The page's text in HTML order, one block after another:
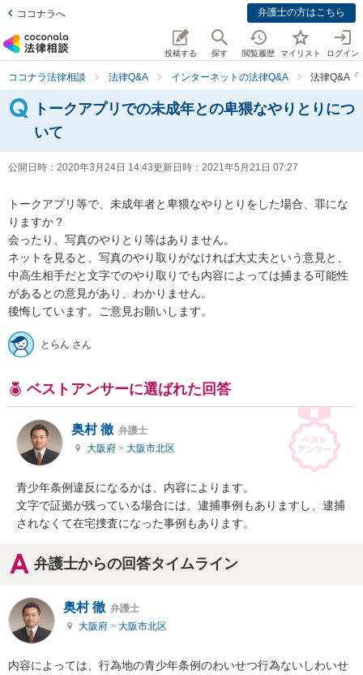
ココナラへ 弁護士の方はこちら
投稿する 探す 閲覧履歴 マイリスト ログイン
ココナラ法律相談 法律Q&A インターネットの法律Q&A 法律Q&A
トークアプリでの未成年との卑猥なやりとりにつ
いて
公開日時： 2020年3月24日 14:43更新日時： 2021年5月21日 07:27
トークアプリ等で、未成年者と卑猥なやりとりをした場合、罪にな
りますか？
会ったり、写真のやりとり等はありません。
ネットを見ると、写真のやり取りがなければ大丈夫という意見と、
中高生相手だと文字でのやり取りでも内容によっては捕まる可能性
があるとの意見があり、わかりません。
とらん さん
ベストアンサーに選ばれた回答
奥村 徹 弁護士
大阪府 > 大阪市北区
青少年条例違反になるかは、内容によります。
文字で証拠が残っている場合には、逮捕事例もありますし、逮捕
されなくて在宅捜査になった事例もあります。
弁護士からの回答タイムライン
奥村 徹 弁護士
大阪府 > 大阪市北区
内容によっては、行為地の青少年条例のわいせつ行為ないしわいせ